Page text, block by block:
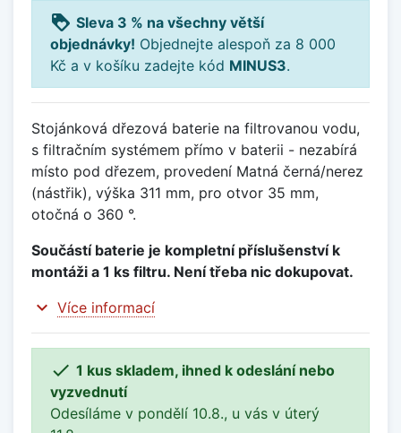
loyalty Sleva 3 % na všechny větší
objednávky! Objednejte alespoň za 8 000
Kč a v košíku zadejte kód MINUS3.
Stojánková dřezová baterie na filtrovanou vodu,
s filtračním systémem přímo v baterii - nezabírá
místo pod dřezem, provedení Matná černá/nerez
(nástřik), výška 311 mm, pro otvor 35 mm,
otočná o 360 °.
Součástí baterie je kompletní příslušenství k
montáži a 1 ks filtru. Není třeba nic dokupovat.
expand_more Více informací
 1 kus skladem, ihned k odeslání nebo
vyzvednutí
Odesíláme v pondělí 10.8., u vás v úterý